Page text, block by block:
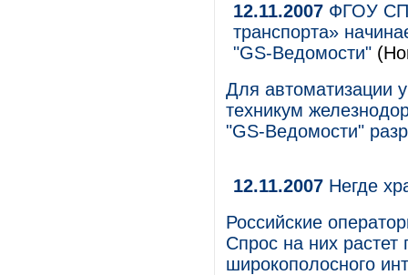
12.11.2007 ФГОУ
транспорта»
"GS-Ведомости"
Для автоматизации
техникум
"GS-Ведомости"
12.11.2007 Негде
Российские
Спрос на них растет
широкополосного